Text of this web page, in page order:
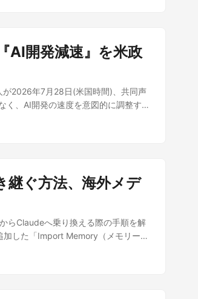
が警告する恐るべき手口 の内容
、追加コストなしで恩恵を受けられ
メモリ削減幅や対象ビルドが明らか
日本語版 Windows 11 Pro 日本語版
格・在庫は変動する場合がありま
実施へ の内容をもとに、筆者の見
ダル: 200ページを超える財務報告書
を抽出できるとしている これらはい
よる独立レビューの結果ではない点
が自社のX（旧Twitter）アカウン
明らかにされていない。 日本市場で
たり2ドル(約314円)、出力が100万
プンウェイト版が公開されれば、国
もある。ただし現時点ではAlibaba発
存のコーディング支援ツールとの統
この記事は 史上最強「Qwen3.8-
プンウェイトモデル の内容をもと
り) 改定内容 GPT-5.6 Luna $0.20
据え置き 価格据え置き 「Fastモー
」は基本価格を据え置いたまま、
、価格は2倍になる代わりに最大2.5
ント:ベンチマークでの価格性能を強
Intelligence Index v4.1」を引き合
知能のトレードオフを提供したいと
国勢を強く意識したものであるこ
ドル建てのAPI課金であり、発表と
しにこの値下げの恩恵を受けられ
ットや要約・分類タスクを運用する
能性がある。APIコストがネックに
開発減速』を米政
2026年7月28日(米国時間)、共同声
、AI開発の速度を意図的に調整する
を開発する当事者自身が、その手綱
、公式X(旧Twitter)アカウントで、フ
進歩速度を調整する必要が生じうる
という。 Anthropicも同日、自社CEO
表明した。根拠に挙げたのは6月4日
研究は、2026年5月時点で自社コー
AI開発を減速・一時停止する「選択
ぐ方法、海外メデ
らClaudeへ乗り換える際の手順を解
した「Import Memory（メモリーの
の文脈をコピー&ペーストだけで